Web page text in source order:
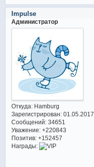
Impulse
Администратор
Откуда:Hamburg
Зарегистрирован: 01.05.2017
Сообщений:34651
Уважение: +220843
Позитив: +152457
Награды: